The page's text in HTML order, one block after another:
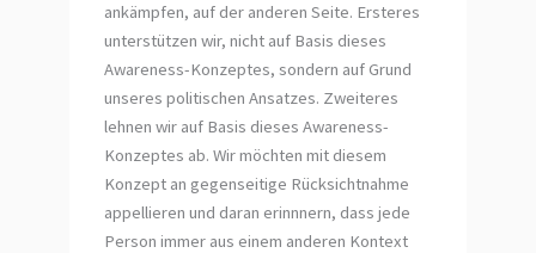
ankämpfen, auf der anderen Seite. Ersteres
unterstützen wir, nicht auf Basis dieses
Awareness-Konzeptes, sondern auf Grund
unseres politischen Ansatzes. Zweiteres
lehnen wir auf Basis dieses Awareness-
Konzeptes ab. Wir möchten mit diesem
Konzept an gegenseitige Rücksichtnahme
appellieren und daran erinnnern, dass jede
Person immer aus einem anderen Kontext